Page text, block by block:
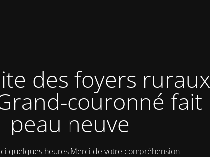
des foyers ruraux
couronné fait
peau neuve
quelques heures Merci de votre compréhension